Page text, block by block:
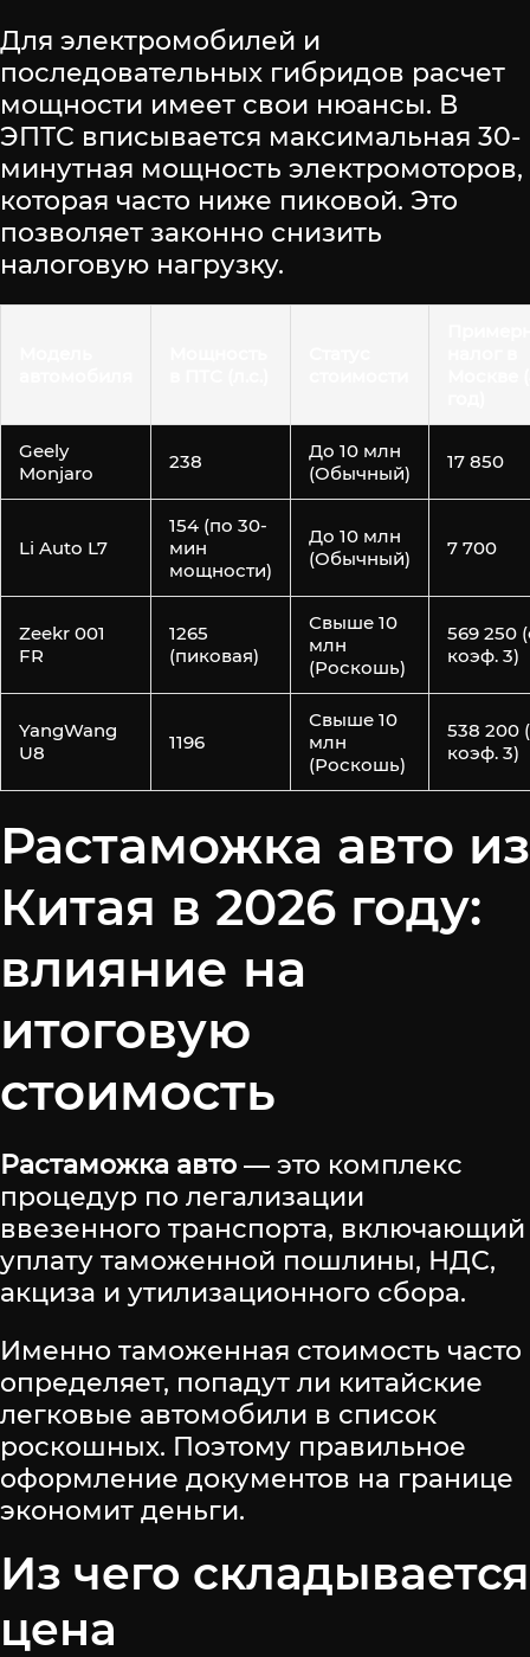
Для электромобилей и
последовательных гибридов расчет
мощности имеет свои нюансы. В
ЭПТС вписывается максимальная 30-
минутная мощность электромоторов,
которая часто ниже пиковой. Это
позволяет законно снизить
налоговую нагрузку.
Geely
Monjaro
238
До 10 млн
(Обычный)
17 850
Li Auto L7
154 (по 30-
мин
мощности)
До 10 млн
(Обычный)
7 700
Zeekr 001
FR
1265
(пиковая)
Свыше 10
млн
(Роскошь)
569 250
коэф. 3)
YangWang
U8
1196
Свыше 10
млн
(Роскошь)
538 200
коэф. 3)
Растаможка авто из
Китая в 2026 году:
влияние на
итоговую
стоимость
Растаможка авто — это комплекс
процедур по легализации
ввезенного транспорта, включающий
уплату таможенной пошлины, НДС,
акциза и утилизационного сбора.
Именно таможенная стоимость часто
определяет, попадут ли китайские
легковые автомобили в список
роскошных. Поэтому правильное
оформление документов на границе
экономит деньги.
Из чего складывается
цена